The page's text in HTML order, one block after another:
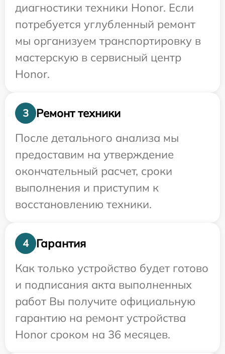
диагностики техники Honor. Если
потребуется углубленный ремонт
мы организуем транспортировку в
мастерскую в сервисный центр
Honor.
3
Ремонт техники
После детального анализа мы
предоставим на утверждение
окончательный расчет, сроки
выполнения и приступим к
восстановлению техники.
4
Гарантия
Как только устройство будет готово
и подписания акта выполненных
работ Вы получите официальную
гарантию на ремонт устройства
Honor сроком на 36 месяцев.